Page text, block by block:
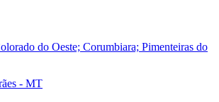
do Oeste; Corumbiara; Pimenteiras do
- MT